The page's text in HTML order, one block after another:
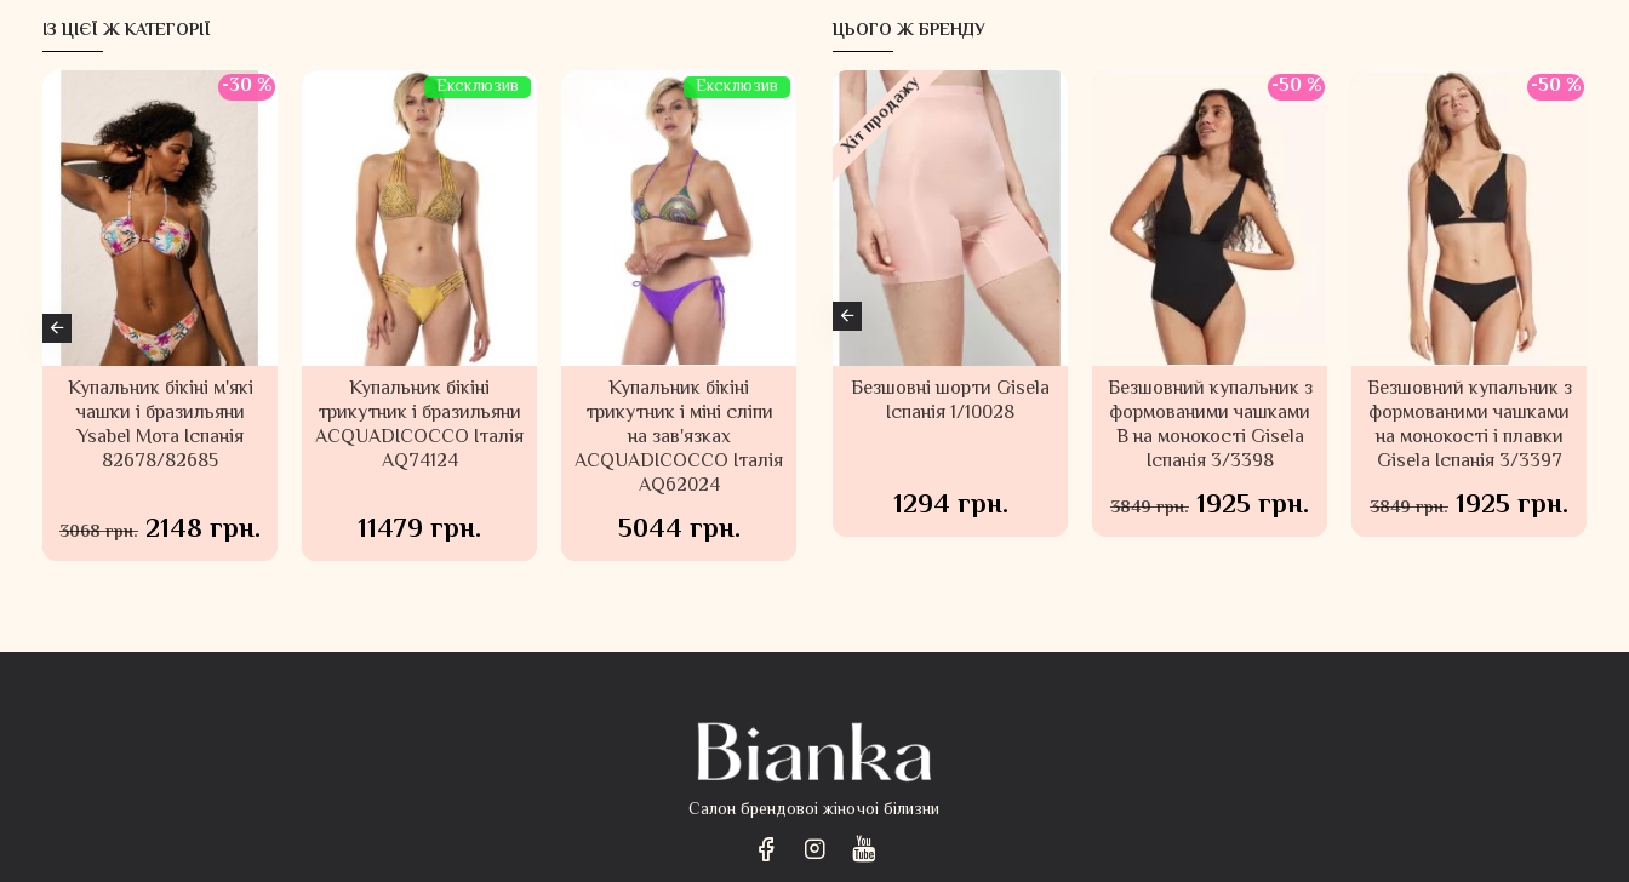
ІЗ ЦІЄЇ Ж КАТЕГОРІЇ
-30 %
Купальник бікіні м'які
чашки і бразильяни
Ysabel Mora Іспанія
82678/82685
3068 грн. 2148 грн.
Ексклюзив
Купальник бікіні
трикутник і бразильяни
ACQUADICOCCO Італія
AQ74124
11479 грн.
Ексклюзив
Купальник бікіні
трикутник і міні сліпи
на зав'язках
ACQUADICOCCO Італія
AQ62024
5044 грн.
ЦЬОГО Ж БРЕНДУ
Безшовні високі
трусики танга Gisela
Іспанія 1/0231
Безшовні трусики
високі сліпи Gisela
Іспанія 1/10027
Безшовні трусики танга
Gisela Іспанія 1/10023
564 грн.
Хіт продажу
Безшовні шорти Gisela
Іспанія 1/10028
1294 грн.
-50 %
Безшовний купальник з
формованими чашками
В на монокості Gisela
Іспанія 3/3398
3849 грн. 1925 грн.
-50 %
Безшовний купальник з
формованими чашками
на монокості і плавки
Gisela Іспанія 3/3397
3849 грн. 1925 грн.
Салон брендовоі жіночоі білизни